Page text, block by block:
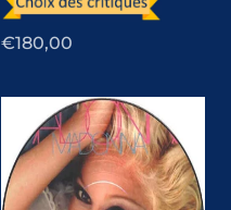
€180,00